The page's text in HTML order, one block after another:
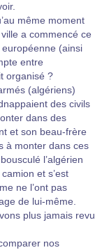
même moment
a commencé ce
(ainsi
entre
organisé ?
(algériens)
des civils
dans des
et son beau-frère
à monter dans ces
l’algérien
et s’est
ne l’ont pas
de lui-même.
plus jamais revu
nos